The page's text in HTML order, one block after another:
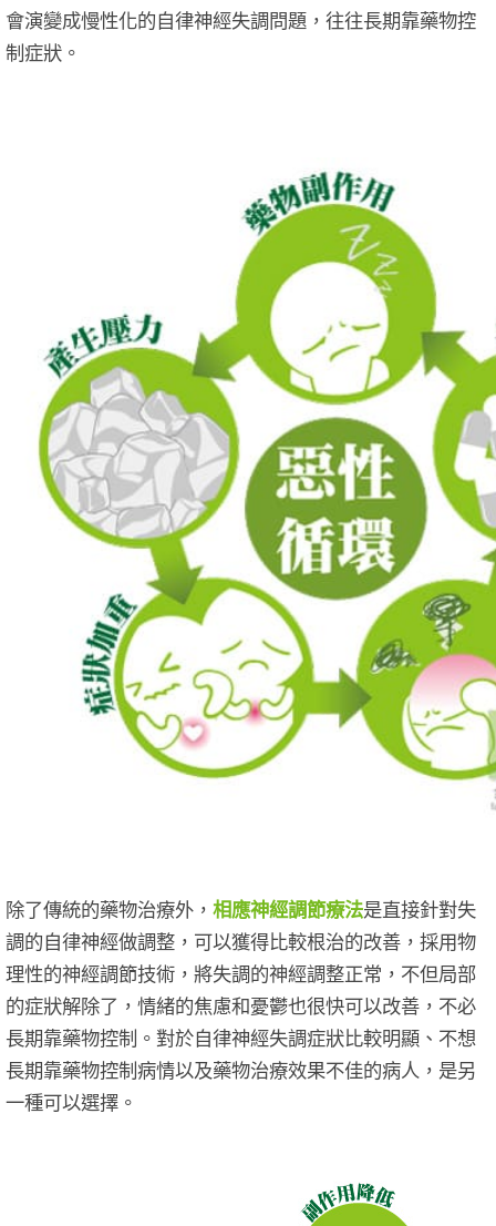
會演變成慢性化的自律神經失調問題，往往長期靠藥物控
制症狀。
除了傳統的藥物治療外， 相應神經調節療法是直接針對失
調的自律神經做調整，可以獲得比較根治的改善，採用物
理性的神經調節技術，將失調的神經調整正常，不但局部
的症狀解除了，情緒的焦慮和憂鬱也很快可以改善，不必
長期靠藥物控制。對於自律神經失調症狀比較明顯、不想
長期靠藥物控制病情以及藥物治療效果不佳的病人，是另
一種可以選擇。